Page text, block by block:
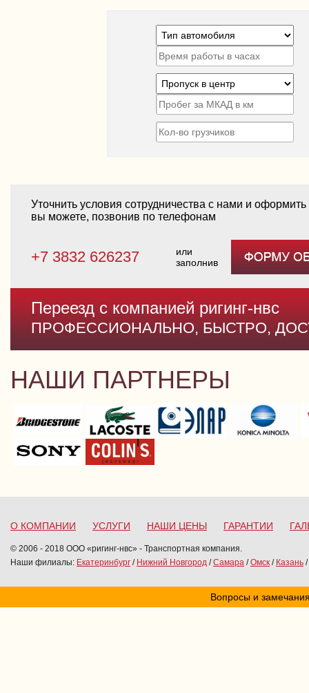
Уточнить условия сотрудничества с нами и оформить
вы можете, позвонив по телефонам
+7 3832 626237
или
заполнив
Переезд с компанией ригинг-нвс
ПРОФЕССИОНАЛЬНО, БЫСТРО,
НАШИ ПАРТНЕРЫ
О КОМПАНИИ УСЛУГИ НАШИ ЦЕНЫ ГАРАНТИИ
© 2006 - 2018 ООО «ригинг-нвс» - Транспортная компания.
Наши филиалы: Екатеринбург / Нижний Новгород /Самара /Омск / Казань /
Вопросы и